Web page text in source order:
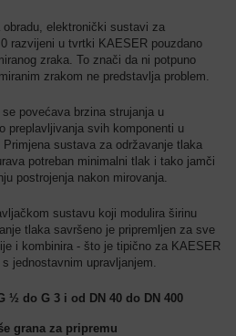
elektronički sustavi za
razvijeni u tvrtki KAESER pouzdano
zraka. To znači da ni potpuno
zrakom ne predstavlja problem.
povećava brzina strujanja u
preplavljivanja svih komponenti u
sustava za održavanje tlaka
potreban minimalni tlak i tako jamči
postrojenja nakon mirovanja.
sustavu koji modulira širinu
tlaka savršeno je pripremljen za sve
i kombinira - što je tipično za KAESER
jednostavnim upravljanjem.
½ do G 3 i od DN 40 do DN 400
grana za pripremu